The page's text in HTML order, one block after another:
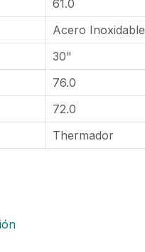
61.0
Acero Inoxidable
30"
76.0
72.0
Thermador